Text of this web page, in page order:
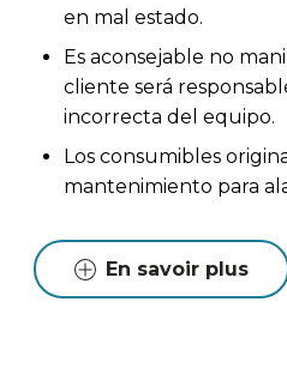
en mal estado.
Es aconsejable no
cliente será
incorrecta del equipo.
Los consumibles
mantenimiento para
En savoir plus